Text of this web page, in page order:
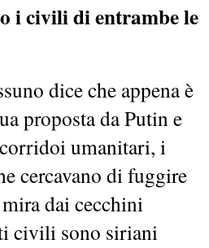
i civili di entrambe le
dice che appena è
proposta da Putin e
umanitari, i
cercavano di fuggire
dai cecchini
civili sono siriani